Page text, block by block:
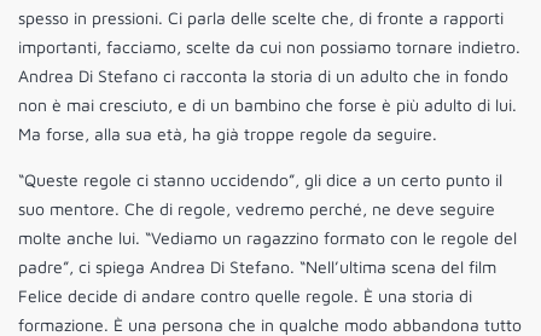
spesso in pressioni. Ci parla delle scelte che, di fronte a rapporti
importanti, facciamo, scelte da cui non possiamo tornare indietro.
Andrea Di Stefano ci racconta la storia di un adulto che in fondo
non è mai cresciuto, e di un bambino che forse è più adulto di lui.
Ma forse, alla sua età, ha già troppe regole da seguire.
“Queste regole ci stanno uccidendo”, gli dice a un certo punto il
suo mentore. Che di regole, vedremo perché, ne deve seguire
molte anche lui. “Vediamo un ragazzino formato con le regole del
padre”, ci spiega Andrea Di Stefano. “Nell’ultima scena del film
Felice decide di andare contro quelle regole. È una storia di
formazione. È una persona che in qualche modo abbandona tutto